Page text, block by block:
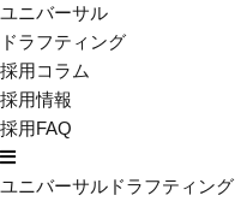
ユニバーサル
ドラフティング
採用コラム
採用情報
採用FAQ
ユニバーサルドラフティング